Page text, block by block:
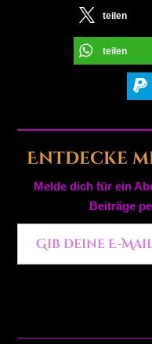
teilen
teilen
Entdecke
Melde dich für ein
Beiträge
Gib deine E-Mail-Adresse ein ...